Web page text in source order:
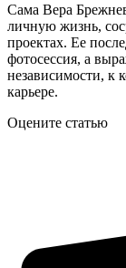
Сама Вера
личную жизнь,
проектах. Ее
фотосессия, а
независимости, к
карьере.
Оцените статью